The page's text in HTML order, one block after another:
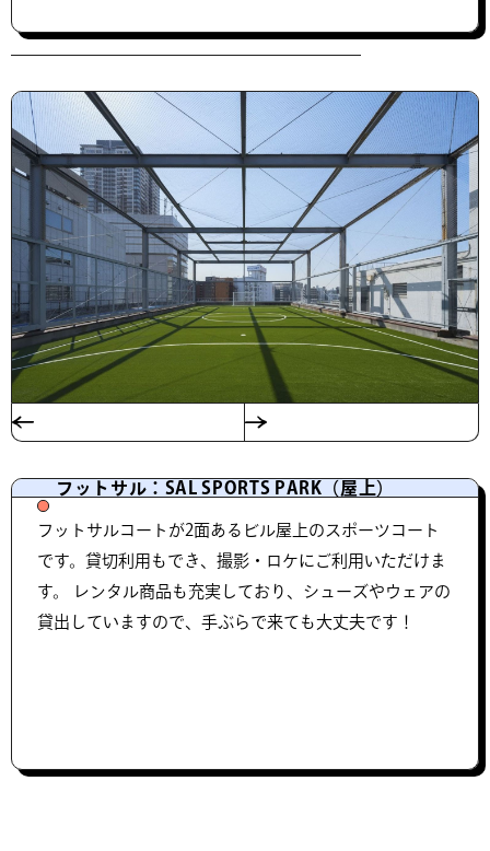
フットサル：SAL SPORTS PARK（屋上）
フットサルコートが2面あるビル屋上のスポーツコート
です。貸切利用もでき、撮影・ロケにご利用いただけま
す。 レンタル商品も充実しており、シューズやウェアの
貸出していますので、手ぶらで来ても大丈夫です！